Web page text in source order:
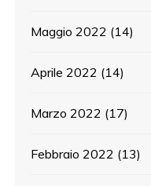
Maggio 2022 (14)
Aprile 2022 (14)
Marzo 2022 (17)
Febbraio 2022 (13)